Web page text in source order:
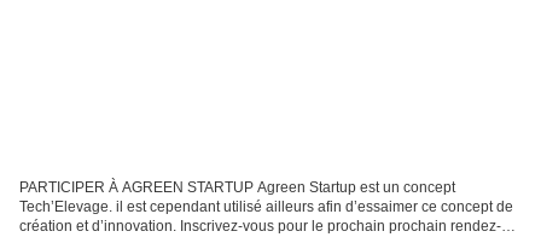
PARTICIPER À AGREEN STARTUP Agreen Startup est un concept
Tech’Elevage. il est cependant utilisé ailleurs afin d’essaimer ce concept de
création et d’innovation. Inscrivez-vous pour le prochain prochain rendez-